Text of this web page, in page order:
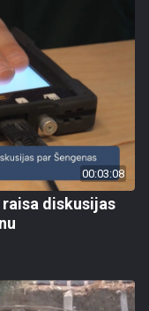
00:03:08
diskusijas